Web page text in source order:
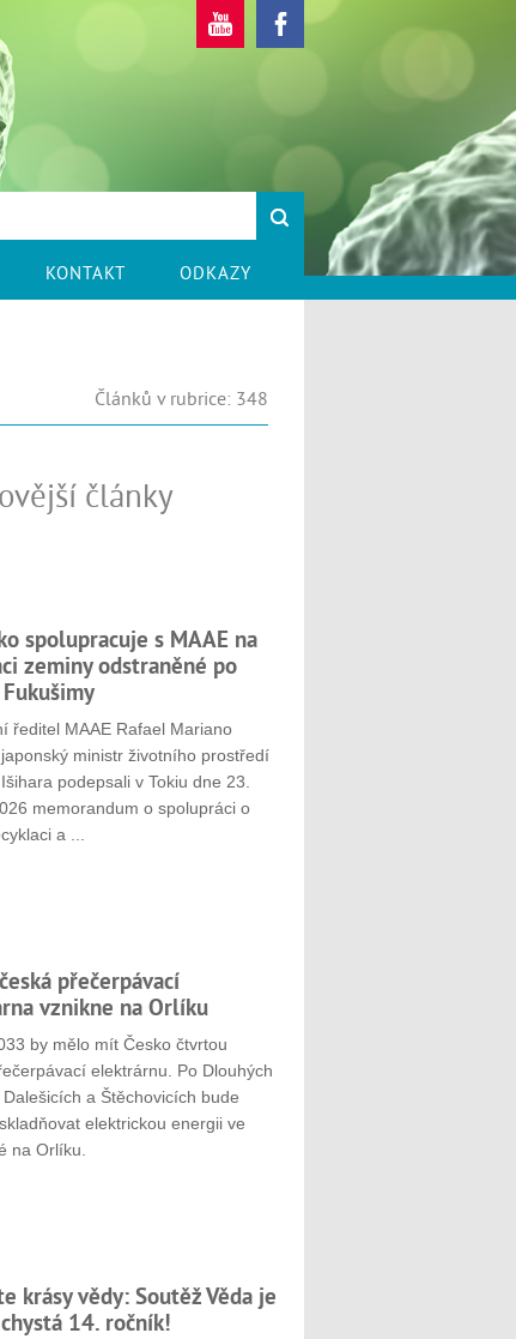
KONTAKT ODKAZY
Článků v rubrice: 348
články
spolupracuje s MAAE na
zeminy odstraněné po
ředitel MAAE Rafael Mariano
ministr životního prostředí
podepsali v Tokiu dne 23.
memorandum o spolupráci o
a ...
přečerpávací
vznikne na Orlíku
by mělo mít Česko čtvrtou
elektrárnu. Po Dlouhých
a Štěchovicích bude
elektrickou energii ve
na Orlíku.
krásy vědy: Soutěž Věda je
14. ročník!